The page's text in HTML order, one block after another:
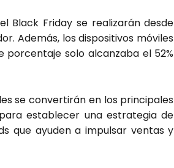
Black Fri­day se rea­li­za­rán des­de
Ade­más, los dis­po­si­ti­vos móvi­les
por­cen­ta­je solo alcan­za­ba el 52%
se con­ver­ti­rán en los prin­ci­pa­les
para esta­ble­cer una estra­te­gia de
que ayu­den a impul­sar ven­tas y